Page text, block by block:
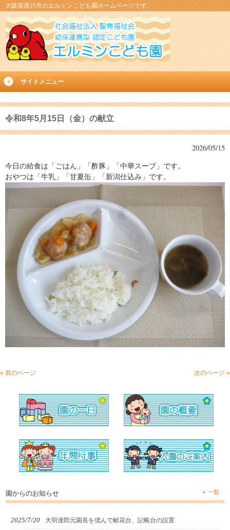
大阪寝屋川市のエルミンこども園ホームページです。
サイトメニュー
令和8年5月15日（金）の献立
2026/05/15
今日の給食は「ごはん」「酢豚」「中華スープ」です。
おやつは「牛乳」「甘夏缶」「新潟仕込み」です。
« 前のページ 次のページ »
園からのお知らせ 一覧
2025/7/20 大羽達郎元園長を偲んで献花台、記帳台の設置